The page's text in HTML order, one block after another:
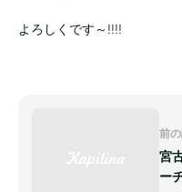
よろしくです～!!!!
前
宮
ー